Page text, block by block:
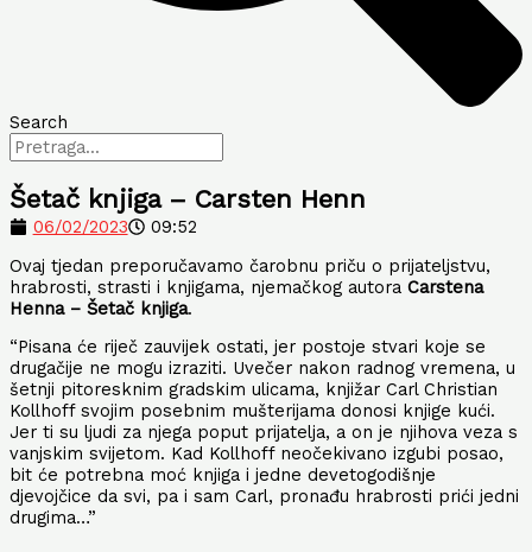
Search
Šetač knjiga – Carsten Henn
06/02/2023
09:52
Ovaj tjedan preporučavamo čarobnu priču o prijateljstvu,
hrabrosti, strasti i knjigama, njemačkog autora Carstena
Henna – Šetač knjiga.
“Pisana će riječ zauvijek ostati, jer postoje stvari koje se
drugačije ne mogu izraziti. Uvečer nakon radnog vremena, u
šetnji pitoresknim gradskim ulicama, knjižar Carl Christian
Kollhoff svojim posebnim mušterijama donosi knjige kući.
Jer ti su ljudi za njega poput prijatelja, a on je njihova veza s
vanjskim svijetom. Kad Kollhoff neočekivano izgubi posao,
bit će potrebna moć knjiga i jedne devetogodišnje
djevojčice da svi, pa i sam Carl, pronađu hrabrosti prići jedni
drugima…”